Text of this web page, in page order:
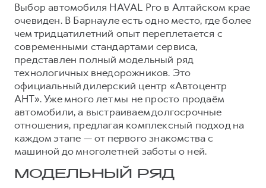
Выбор автомобиля HAVAL Pro в Алтайском крае
очевиден. В Барнауле есть одно место, где более
чем тридцатилетний опыт переплетается с
современными стандартами сервиса,
представлен полный модельный ряд
технологичных внедорожников. Это
официальный дилерский центр «Автоцентр
АНТ». Уже много лет мы не просто продаём
автомобили, а выстраиваем долгосрочные
отношения, предлагая комплексный подход на
каждом этапе — от первого знакомства с
машиной до многолетней заботы о ней.
МОДЕЛЬНЫЙ РЯД